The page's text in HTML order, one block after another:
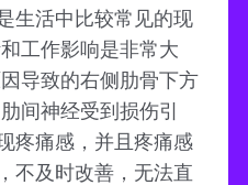
生活中比较常见的现
工作影响是非常大
导致的右侧肋骨下方
间神经受到损伤引
疼痛感，并且疼痛感
不及时改善，无法直